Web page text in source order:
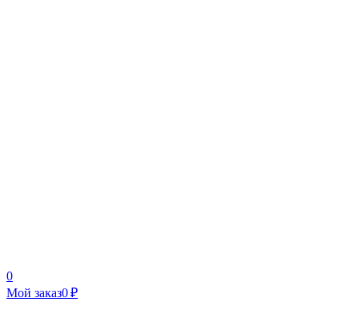
0
Мой заказ0 ₽